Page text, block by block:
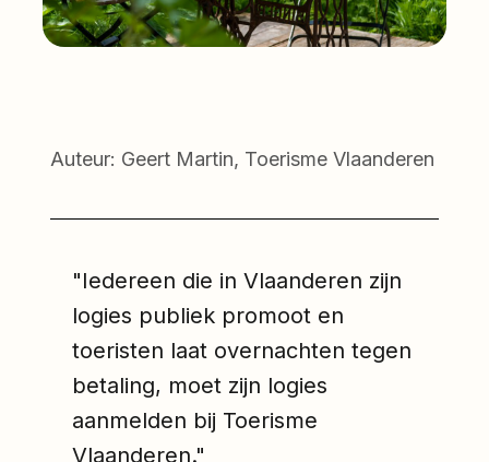
Auteur: Geert Martin, Toerisme Vlaanderen
"Iedereen die in Vlaanderen zijn
logies publiek promoot en
toeristen laat overnachten tegen
betaling, moet zijn logies
aanmelden bij Toerisme
Vlaanderen."